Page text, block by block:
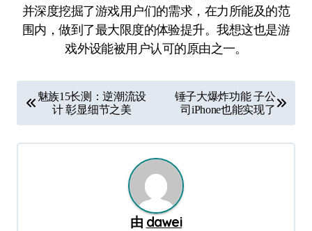
并深度挖掘了游戏用户们的需求，在力所能及的范
围内，做到了最大限度的体验提升。我想这也是游
戏外设能被用户认可的原由之一。
章
导
魅族15长测：逆潮流设
计 彰显细节之美
锤子大爆炸功能 子公
司iPhone也能实现了
由 dawei